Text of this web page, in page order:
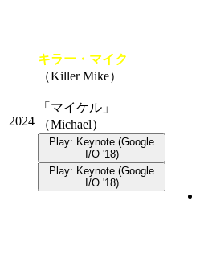
2024
キラー・マイク
（Killer Mike）
「マイケル」
（Michael）
Play: Keynote (Google
I/O '18)
Play: Keynote (Google
I/O '18)